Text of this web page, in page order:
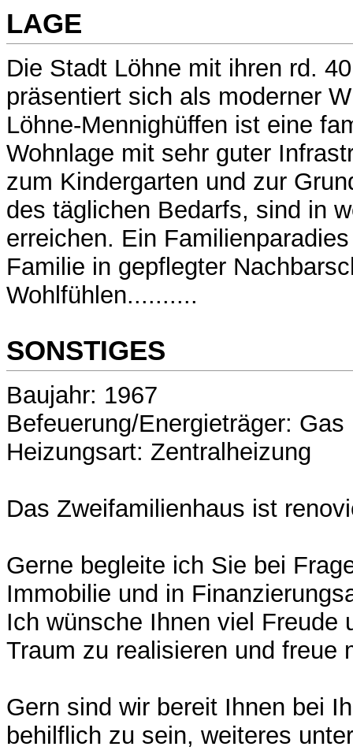
LAGE
Die Stadt Löhne mit ihren rd.
präsentiert sich als moderner
Löhne-Mennighüffen ist eine
Wohnlage mit sehr guter
zum Kindergarten und zur
des täglichen Bedarfs, sind in
erreichen. Ein
Familie in gepflegter
Wohlfühlen..........
SONSTIGES
Baujahr: 1967
Befeuerung/Energieträger: Gas
Heizungsart: Zentralheizung
Das Zweifamilienhaus ist
Gerne begleite ich Sie bei
Immobilie und in
Ich wünsche Ihnen viel Freude
Traum zu realisieren und freue
Gern sind wir bereit Ihnen bei
behilflich zu sein, weiteres